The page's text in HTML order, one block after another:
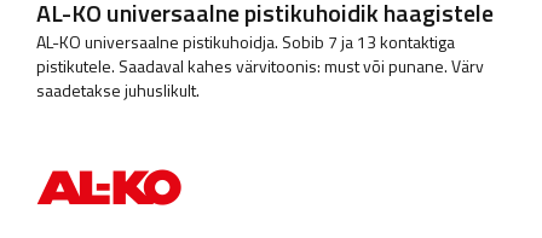
AL-KO universaalne pistikuhoidik haagistele
AL-KO universaalne pistikuhoidja. Sobib 7 ja 13 kontaktiga
pistikutele. Saadaval kahes värvitoonis: must või punane. Värv
saadetakse juhuslikult.